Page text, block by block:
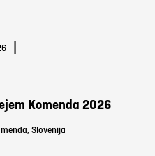
Komenda 2026
Slovenija